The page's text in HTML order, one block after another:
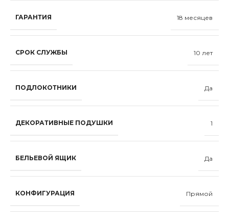
ГАРАНТИЯ 18 месяцев
СРОК СЛУЖБЫ 10 лет
ПОДЛОКОТНИКИ Да
ДЕКОРАТИВНЫЕ ПОДУШКИ 1
БЕЛЬЕВОЙ ЯЩИК Да
КОНФИГУРАЦИЯ Прямой